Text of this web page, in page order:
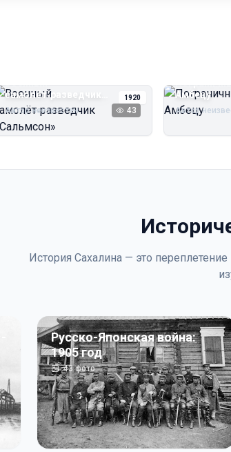
1920
Военный
самолёт‑разведчик
«Сальмсон»
Автор неизвестен 43
Амбецу
Автор
История Сахалина — это
Русско-Японская война:
1905 год
43фото